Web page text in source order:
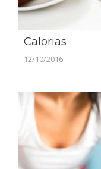
Calorias
12/10/2016